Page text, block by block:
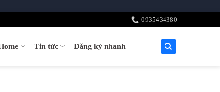
0935434380
Tin tức Đăng ký nhanh